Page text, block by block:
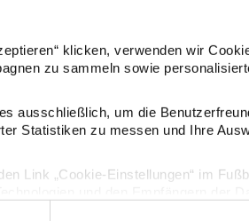
klicken, verwenden wir
zu sammeln sowie
ausschließlich, um die
Statistiken zu messen und Ihre
Link „Cookie-Einstellungen“ im